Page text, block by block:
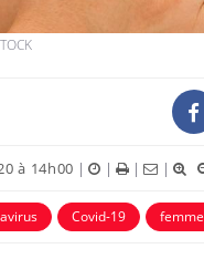
à 14h00 | | | |
Covid-19 femme